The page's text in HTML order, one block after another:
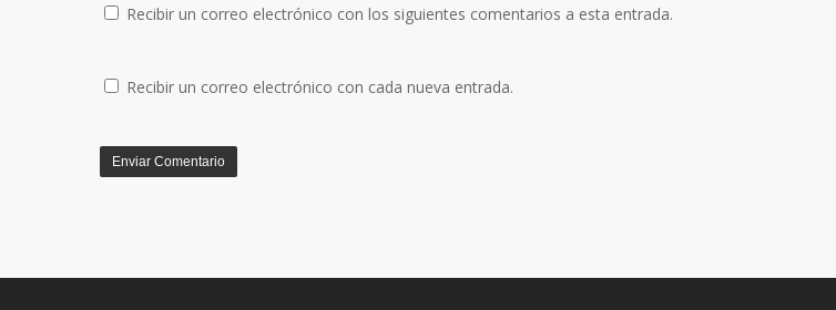
Recibir un correo electrónico con los siguientes comentarios a esta entrada.
Recibir un correo electrónico con cada nueva entrada.